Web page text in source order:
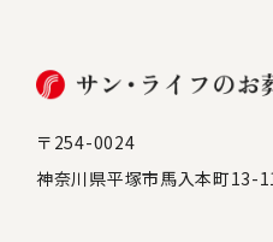
〒254-0024
神奈川県平塚市馬入本町13-